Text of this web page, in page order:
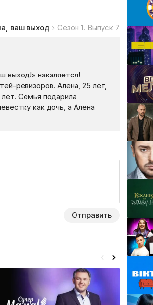
ваш выход Сезон 1. Выпуск 7
выход!» накаляется!
ревизоров. Алена, 25 лет,
Семья подарила
как дочь, а Алена
Отправить